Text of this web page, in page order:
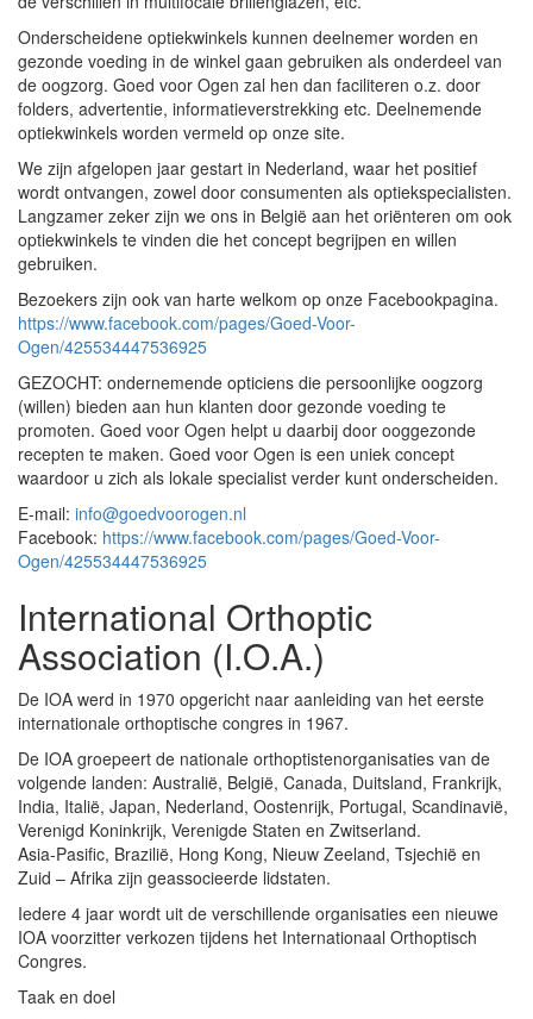
Onderscheidene optiekwinkels kunnen deelnemer worden en
gezonde voeding in de winkel gaan gebruiken als onderdeel van
de oogzorg. Goed voor Ogen zal hen dan faciliteren o.z. door
folders, advertentie, informatieverstrekking etc. Deelnemende
optiekwinkels worden vermeld op onze site.
We zijn afgelopen jaar gestart in Nederland, waar het positief
wordt ontvangen, zowel door consumenten als optiekspecialisten.
Langzamer zeker zijn we ons in België aan het oriënteren om ook
optiekwinkels te vinden die het concept begrijpen en willen
gebruiken.
Bezoekers zijn ook van harte welkom op onze Facebookpagina.
https://www.facebook.com/pages/Goed-Voor-
Ogen/425534447536925
GEZOCHT: ondernemende opticiens die persoonlijke oogzorg
(willen) bieden aan hun klanten door gezonde voeding te
promoten. Goed voor Ogen helpt u daarbij door ooggezonde
recepten te maken. Goed voor Ogen is een uniek concept
waardoor u zich als lokale specialist verder kunt onderscheiden.
E-mail: info@goedvoorogen.nl
Facebook: https://www.facebook.com/pages/Goed-Voor-
Ogen/425534447536925
International Orthoptic
Association (I.O.A.)
De IOA werd in 1970 opgericht naar aanleiding van het eerste
internationale orthoptische congres in 1967.
De IOA groepeert de nationale orthoptistenorganisaties van de
volgende landen: Australië, België, Canada, Duitsland, Frankrijk,
India, Italië, Japan, Nederland, Oostenrijk, Portugal, Scandinavië,
Verenigd Koninkrijk, Verenigde Staten en Zwitserland.
Asia-Pasific, Brazilië, Hong Kong, Nieuw Zeeland, Tsjechië en
Zuid – Afrika zijn geassocieerde lidstaten.
Iedere 4 jaar wordt uit de verschillende organisaties een nieuwe
IOA voorzitter verkozen tijdens het Internationaal Orthoptisch
Congres.
Taak en doel